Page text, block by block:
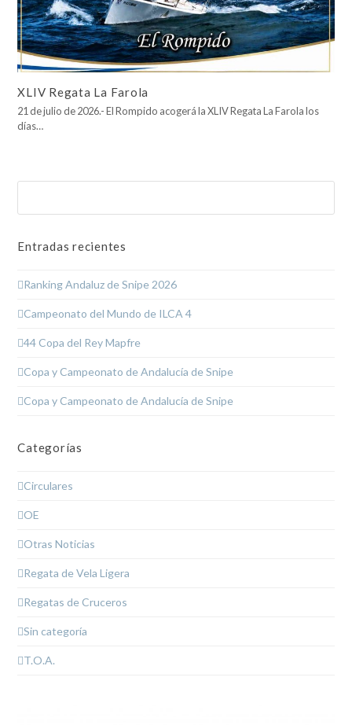
XLIV Regata La Farola
21 de julio de 2026.- El Rompido acogerá la XLIV Regata La Farola los
días…
Entradas recientes
Ranking Andaluz de Snipe 2026
Campeonato del Mundo de ILCA 4
44 Copa del Rey Mapfre
Copa y Campeonato de Andalucía de Snipe
Copa y Campeonato de Andalucía de Snipe
Categorías
Circulares
OE
Otras Noticias
Regata de Vela Ligera
Regatas de Cruceros
Sin categoría
T.O.A.